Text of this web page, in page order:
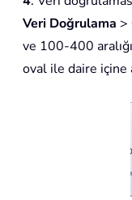
Veri Doğrulama >
ve 100-400
oval ile daire içine